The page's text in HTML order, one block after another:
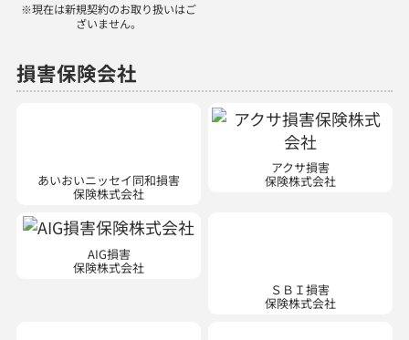
※現在は新規契約のお取り扱いはご
ざいません。
損害保険会社
保険株式会社
アクサ損害
保険株式会社
AIG損害
保険株式会社